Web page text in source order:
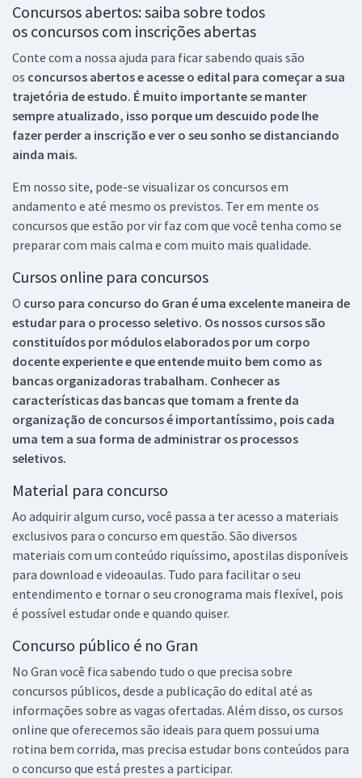
Concursos abertos: saiba sobre todos
os concursos com inscrições abertas
Conte com a nossa ajuda para ficar sabendo quais são
os concursos abertos e acesse o edital para começar a sua
trajetória de estudo. É muito importante se manter
sempre atualizado, isso porque um descuido pode lhe
fazer perder a inscrição e ver o seu sonho se distanciando
ainda mais.
Em nosso site, pode-se visualizar os concursos em
andamento e até mesmo os previstos. Ter em mente os
concursos que estão por vir faz com que você tenha como se
preparar com mais calma e com muito mais qualidade.
Cursos online para concursos
O curso para concurso do Gran é uma excelente maneira de
estudar para o processo seletivo. Os nossos cursos são
constituídos por módulos elaborados por um corpo
docente experiente e que entende muito bem como as
bancas organizadoras trabalham. Conhecer as
características das bancas que tomam a frente da
organização de concursos é importantíssimo, pois cada
uma tem a sua forma de administrar os processos
seletivos.
Material para concurso
Ao adquirir algum curso, você passa a ter acesso a materiais
exclusivos para o concurso em questão. São diversos
materiais com um conteúdo riquíssimo, apostilas disponíveis
para download e videoaulas. Tudo para facilitar o seu
entendimento e tornar o seu cronograma mais flexível, pois
é possível estudar onde e quando quiser.
Concurso público é no Gran
No Gran você fica sabendo tudo o que precisa sobre
concursos públicos, desde a publicação do edital até as
informações sobre as vagas ofertadas. Além disso, os cursos
online que oferecemos são ideais para quem possui uma
rotina bem corrida, mas precisa estudar bons conteúdos para
o concurso que está prestes a participar.